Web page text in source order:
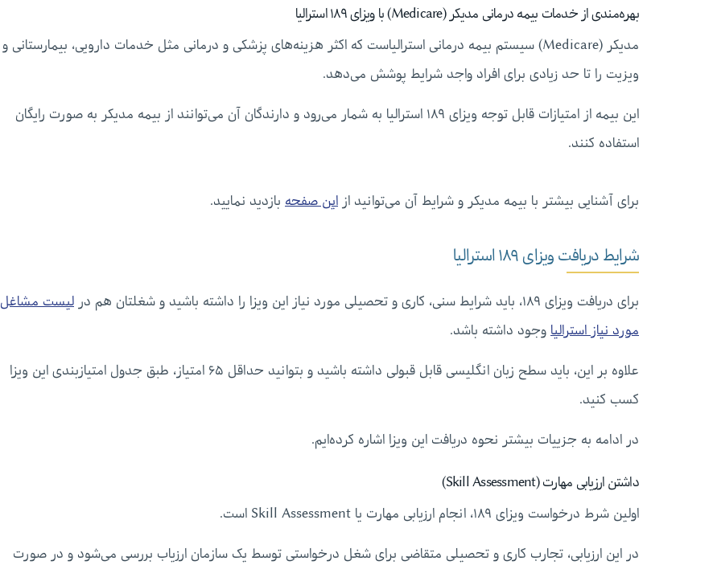
بهره‌مندی از خدمات بیمه درمانی مدیکر (Medicare) با ویزای ۱۸۹ استرالیا
مدیکر (Medicare) سیستم بیمه درمانی استرالیاست که اکثر هزینه‌های پزشکی و درمانی مثل خدمات دارویی، بیمارستانی و
ویزیت را تا حد زیادی برای افراد واجد شرایط پوشش می‌دهد.
این بیمه از امتیازات قابل توجه ویزای ۱۸۹ استرالیا به شمار می‌رود و دارندگان آن می‌توانند از بیمه مدیکر به صورت رایگان
استفاده کنند.
برای آشنایی بیشتر با بیمه مدیکر و شرایط آن می‌توانید از این صفحه بازدید نمایید.
شرایط دریافت ویزای ۱۸۹ استرالیا
برای دریافت ویزای ۱۸۹، باید شرایط سنی، کاری و تحصیلی مورد نیاز این ویزا را داشته باشید و شغلتان هم در
لیست مشاغل
مورد نیاز استرالیا وجود داشته باشد.
علاوه بر این، باید سطح زبان انگلیسی قابل قبولی داشته باشید و بتوانید حداقل ۶۵ امتیاز، طبق جدول امتیازبندی این ویزا
کسب کنید.
در ادامه به جزییات بیشتر نحوه دریافت این ویزا اشاره کرده‌ایم.
داشتن ارزیابی مهارت (Skill Assessment)
اولین شرط درخواست ویزای ۱۸۹، انجام ارزیابی مهارت‌ یا Skill Assessment است.
در این ارزیابی، تجارب کاری و تحصیلی متقاضی برای شغل درخواستی توسط یک سازمان ارزیاب بررسی می‌شود و در صورت